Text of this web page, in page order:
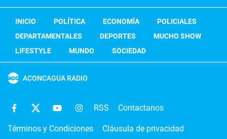
INICIO POLÍTICA ECONOMÍA
POLICIALES
DEPARTAMENTALES
DEPORTES
MUCHO SHOW
LIFESTYLE
MUNDO SOCIEDAD
ACONCAGUA RADIO
RSS Contactanos
Términos y Condiciones Cláusula de privacidad